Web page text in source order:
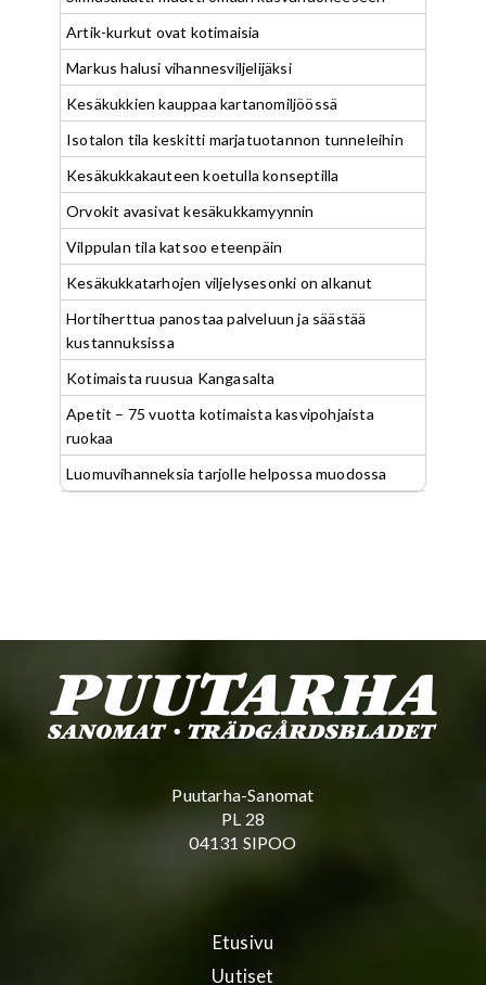
Artik-kurkut ovat kotimaisia
Markus halusi vihannesviljelijäksi
Kesäkukkien kauppaa kartanomiljöössä
Isotalon tila keskitti marjatuotannon tunneleihin
Kesäkukkakauteen koetulla konseptilla
Orvokit avasivat kesäkukkamyynnin
Vilppulan tila katsoo eteenpäin
Kesäkukkatarhojen viljelysesonki on alkanut
Hortiherttua panostaa palveluun ja säästää
kustannuksissa
Kotimaista ruusua Kangasalta
Apetit – 75 vuotta kotimaista kasvipohjaista
ruokaa
Luomuvihanneksia tarjolle helpossa muodossa
Puutarha-Sanomat
PL 28
04131 SIPOO
Etusivu
Uutiset